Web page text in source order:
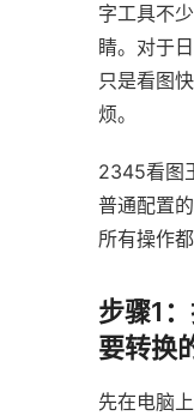
字工具不
睛。对于
只是看图
烦。
2345看图
普通配置
所有操作
步骤1
要转换
先在电脑